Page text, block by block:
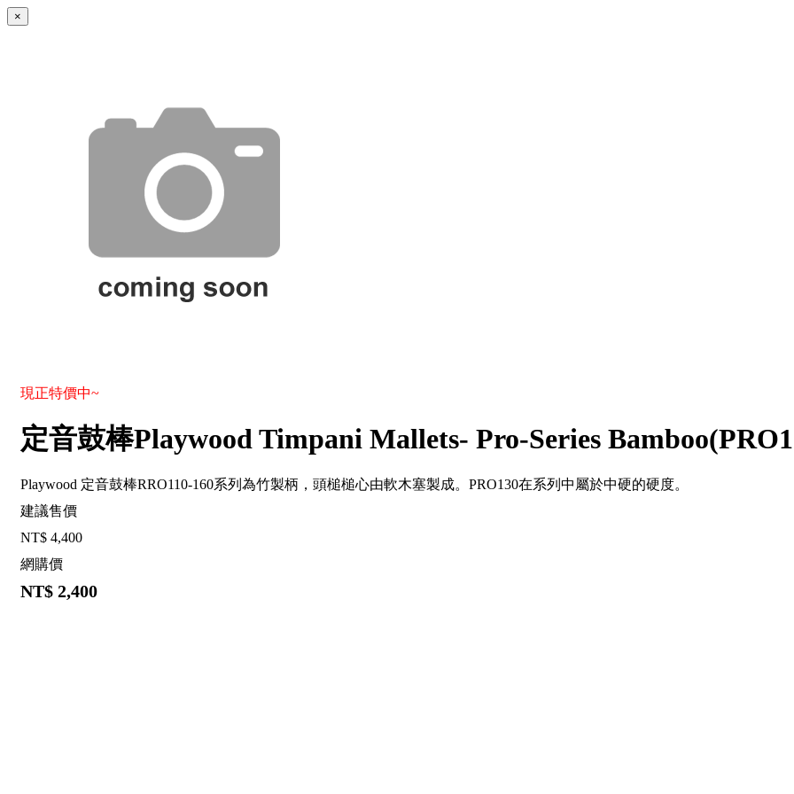
×
現正特價中~
定音鼓棒Playwood Timpani Mallets- Pro-Series
Playwood 定音鼓棒RRO110-160系列為竹製柄，頭槌槌心由軟木塞製成。PRO130在系列中屬於中硬的硬度。
建議售價
NT$ 4,400
網購價
NT$ 2,400